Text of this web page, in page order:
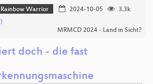
Warrior 2024-10-05
3.3k
MRMCD 2024 - Land in Sicht?
doch - die fast